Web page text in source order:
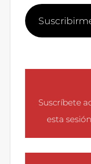
Suscríbete
esta